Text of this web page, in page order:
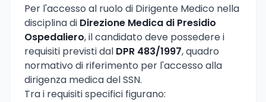
Per l'accesso al ruolo di Dirigente Medico nella
disciplina di Direzione Medica di Presidio
Ospedaliero, il candidato deve possedere i
requisiti previsti dal DPR 483/1997, quadro
normativo di riferimento per l'accesso alla
dirigenza medica del SSN.
Tra i requisiti specifici figurano: